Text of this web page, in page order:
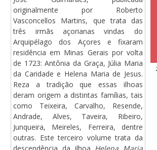
originalmente por Roberto
Vasconcellos Martins, que trata das
três irmãs açorianas vindas do
Arquipélago dos Açores e fixaram
residência em Minas Gerais por volta
de 1723: Antônia da Graça, Júlia Maria
da Caridade e Helena Maria de Jesus.
Reza a tradição que essas ilhoas
deram origem a distintas famílias, tais
como Teixeira, Carvalho, Resende,
Andrade, Alves, Taveira, Ribeiro,
Junqueira, Meireles, Ferreira, dentre
outras. Este terceiro volume trata da
descendência da ilhoa Helena Maria